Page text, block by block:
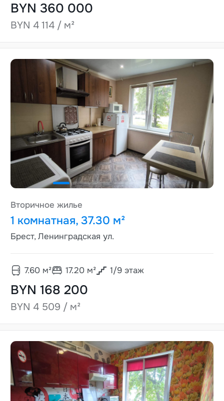
BYN 360 000
BYN 4 114 / м²
Вторичное жилье
1 комнатная, 37.30 м²
Брест, Ленинградская ул.
7.60м² 17.20м² 1/9этаж
BYN 168 200
BYN 4 509 / м²